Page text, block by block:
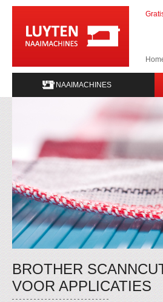
NAAIMACHINES
BROTHER
VOOR APPLICATIES